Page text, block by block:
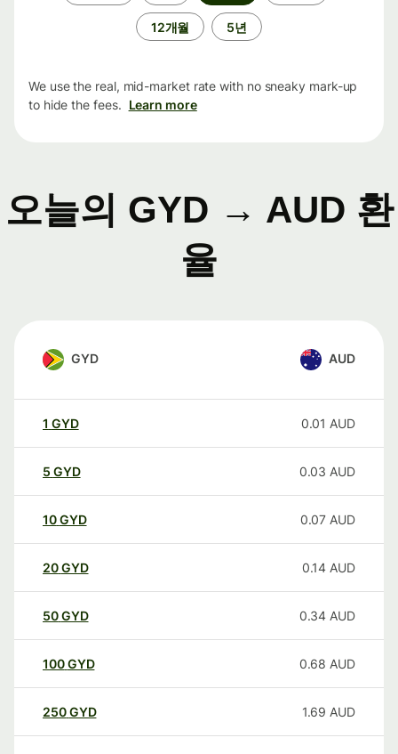
12개월 5년
We use the real, mid-market rate with no sneaky mark-up
to hide the fees. Learn more
오늘의 GYD → AUD 환
율
GYD AUD
1 GYD 0.01 AUD
5 GYD 0.03 AUD
10GYD 0.07 AUD
20GYD 0.14 AUD
50GYD 0.34 AUD
100GYD 0.68 AUD
250GYD 1.69 AUD